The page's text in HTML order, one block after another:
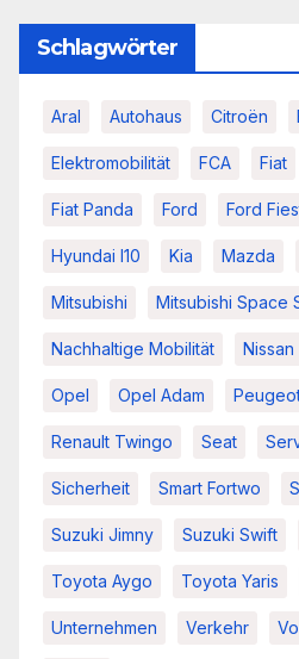
Schlagwörter
Aral Autohaus Citroën
Elektromobilität FCA Fiat
Fiat Panda Ford Ford
Hyundai I10 Kia Mazda
Mitsubishi Mitsubishi Space
Nachhaltige Mobilität Nissan
Opel Opel Adam
Renault Twingo Seat
Sicherheit Smart Fortwo
Suzuki Jimny Suzuki Swift
Toyota Aygo Toyota Yaris
Unternehmen Verkehr